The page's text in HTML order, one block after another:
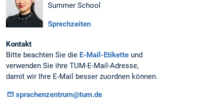
Summer School
Sprechzeiten
Kontakt
Bitte beachten Sie die E-Mail-Etikette und
verwenden Sie ihre TUM-E-Mail-Adresse,
damit wir Ihre E-Mail besser zuordnen können.
sprachenzentrum@tum.de